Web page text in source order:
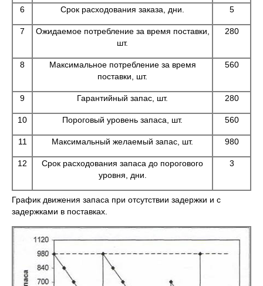
6 Срок расходования заказа, дни. 5
7
Ожидаемое потребление за время поставки,
шт.
280
8
Максимальное потребление за время
поставки, шт.
560
9 Гарантийный запас, шт. 280
10 Пороговый уровень запаса, шт. 560
11 Максимальный желаемый запас, шт. 980
12
Срок расходования запаса до порогового
уровня, дни.
3
График движения запаса при отсутствии задержки и с
задержками в поставках.